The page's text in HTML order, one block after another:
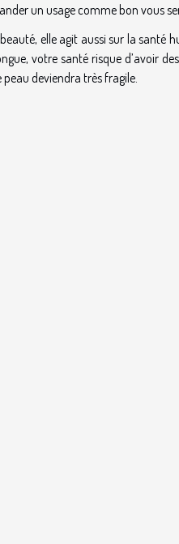
un usage comme bon vous
elle agit aussi sur la santé
votre santé risque d’avoir
deviendra très fragile.